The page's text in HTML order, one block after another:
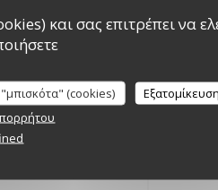
και σας επιτρέπει να
(cookies)
Εξατομίκευση